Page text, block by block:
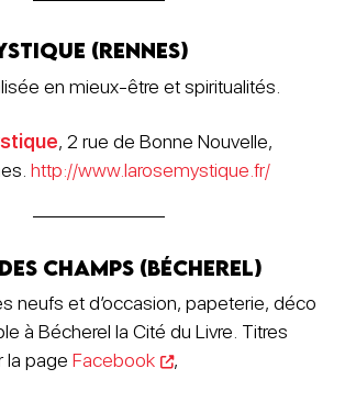
(Rennes)
en mieux-être et spiritualités.
, 2 rue de Bonne Nouvelle,
http://www.larosemystique.fr/
champs (Bécherel)
neufs et d’occasion, papeterie, déco
à Bécherel la Cité du Livre. Titres
la page Facebook ,